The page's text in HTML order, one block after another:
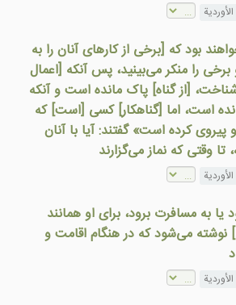
الأوردية
بود که [برخی از کارهای آنان را به
را منکر می‌بینید، پس آنکه [اعمال
[از گناه] پاک مانده است و آنکه
است، اما [گناهکار] کسی [است] که
کرده است» گفتند: آیا با آنان
تا وقتی که نماز می‌گزارند
الأوردية
یا به مسافرت برود، برای او همانند
می‌شود که در هنگام اقامت و
الأوردية